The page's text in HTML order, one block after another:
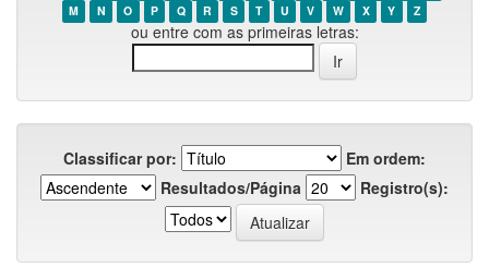
M
N O P Q R S T U V W X Y Z
ou entre com as primeiras letras:
Classificar por:
Em ordem:
Resultados/Página
Registro(s):